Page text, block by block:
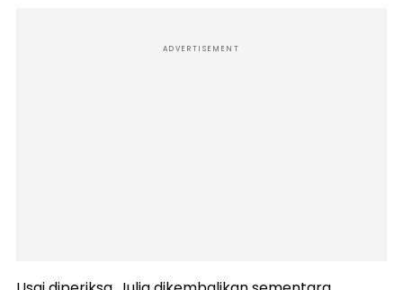
ADVERTISEMENT